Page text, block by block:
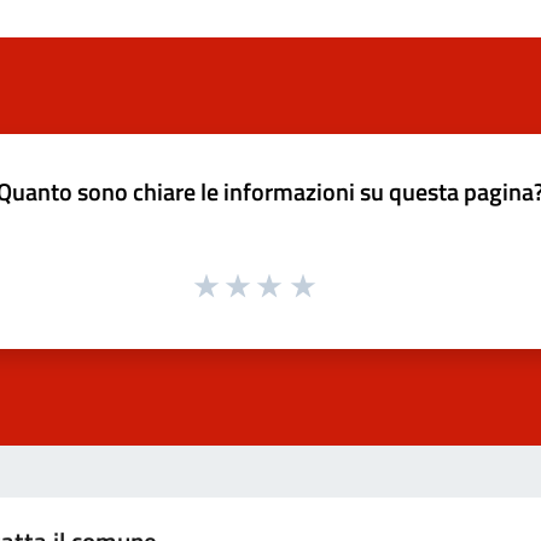
sono chiare le informazioni su questa